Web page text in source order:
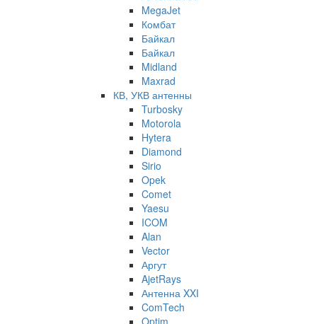
MegaJet
Комбат
Байкал
Байкал
Midland
Maxrad
КВ, УКВ антенны
Turbosky
Motorola
Hytera
Diamond
Sirio
Opek
Comet
Yaesu
ICOM
Alan
Vector
Аргут
AjetRays
Антенна XXI
ComTech
Optim